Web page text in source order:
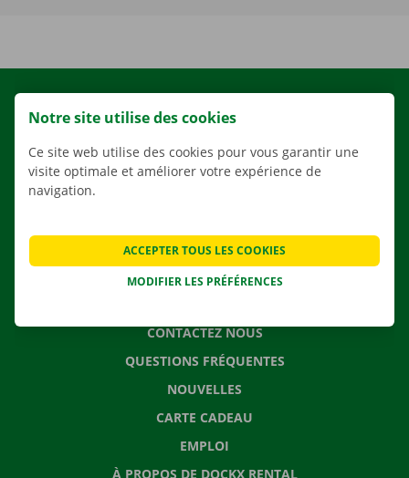
NOS SERVICES
SOLUTIONS DE DÉMÉNAGEMENT
CONTACTEZ NOUS
QUESTIONS FRÉQUENTES
NOUVELLES
CARTE CADEAU
EMPLOI
À PROPOS DE DOCKX RENTAL
Notre site utilise des cookies
Ce site web utilise des cookies pour vous garantir une
visite optimale et améliorer votre expérience de
navigation.
MODIFIER LES PRÉFÉRENCES
ACCEPTER TOUS LES COOKIES